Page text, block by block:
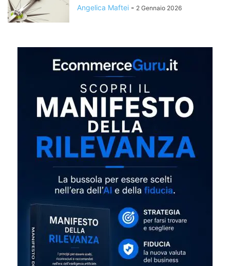
Angelica Maftei - 2 Gennaio 2026